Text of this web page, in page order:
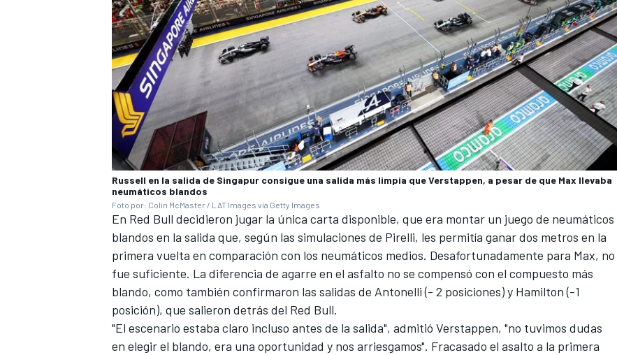
MÁS CATEGORÍAS
Russell en la salida de Singapur consigue una salida más limpia que Verstappen, a pesar de que Max llevaba
neumáticos blandos
Foto por: Colin McMaster / LAT Images vía Getty Images
En Red Bull decidieron jugar la única carta disponible, que era montar un juego de neumáticos
blandos en la salida que, según las simulaciones de Pirelli, les permitía ganar dos metros en la
primera vuelta en comparación con los neumáticos medios. Desafortunadamente para Max, no
fue suficiente. La diferencia de agarre en el asfalto no se compensó con el compuesto más
blando, como también confirmaron las salidas de Antonelli (- 2 posiciones) y Hamilton (-1
posición), que salieron detrás del Red Bull.
"El escenario estaba claro incluso antes de la salida", admitió Verstappen, "no tuvimos dudas
en elegir el blando, era una oportunidad y nos arriesgamos". Fracasado el asalto a la primera